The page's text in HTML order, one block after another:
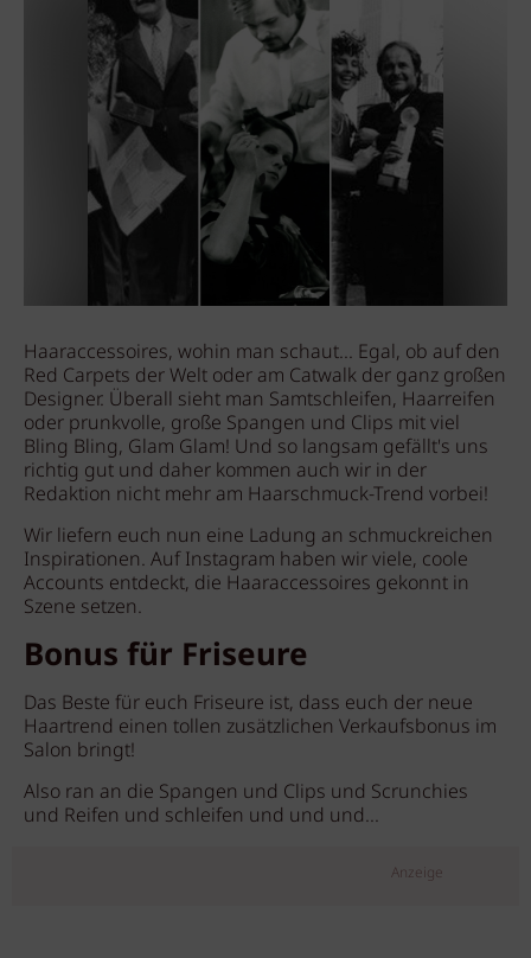
Haaraccessoires, wohin man schaut... Egal, ob auf den
Red Carpets der Welt oder am Catwalk der ganz großen
Designer. Überall sieht man Samtschleifen, Haarreifen
oder prunkvolle, große Spangen und Clips mit viel
Bling Bling, Glam Glam! Und so langsam gefällt's uns
richtig gut und daher kommen auch wir in der
Redaktion nicht mehr am Haarschmuck-Trend vorbei!
Wir liefern euch nun eine Ladung an schmuckreichen
Inspirationen. Auf Instagram haben wir viele, coole
Accounts entdeckt, die Haaraccessoires gekonnt in
Szene setzen.
Bonus für Friseure
Das Beste für euch Friseure ist, dass euch der neue
Haartrend einen tollen zusätzlichen Verkaufsbonus im
Salon bringt!
Also ran an die Spangen und Clips und Scrunchies
und Reifen und schleifen und und und...
Anzeige